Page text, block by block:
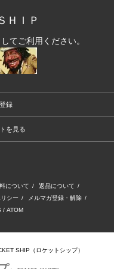
ＨＩＰ
てご利用ください。
録
を見る
について / 返品について /
シー / メルマガ登録・解除 /
/ ATOM
SHIP（ロケットシップ）